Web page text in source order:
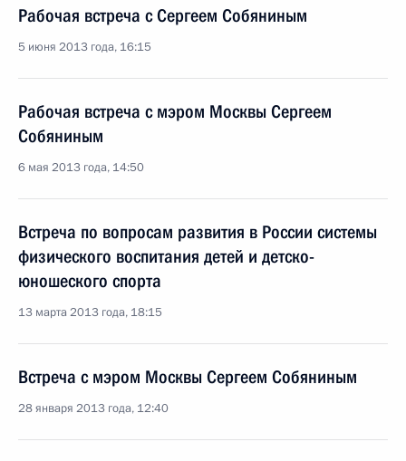
Рабочая встреча с Сергеем Собяниным
5 июня 2013 года, 16:15
Рабочая встреча с мэром Москвы Сергеем
Собяниным
6 мая 2013 года, 14:50
Встреча по вопросам развития в России системы
физического воспитания детей и детско-
юношеского спорта
13 марта 2013 года, 18:15
Встреча с мэром Москвы Сергеем Собяниным
28 января 2013 года, 12:40